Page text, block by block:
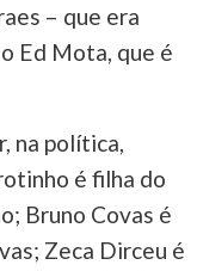
– que era
Ed Mota, que é
na política,
é filha do
Bruno Covas é
Zeca Dirceu é